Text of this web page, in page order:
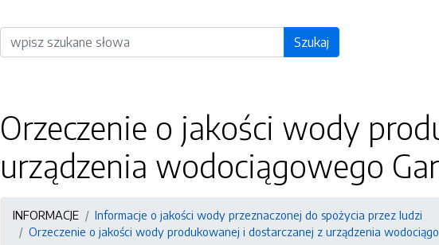
Wyszukiwarka Szukaj
Orzeczenie o jakości wody
urządzenia wodociągowego
INFORMACJE
Informacje o jakości wody przeznaczonej do spożycia przez ludzi
Orzeczenie o jakości wody produkowanej i dostarczanej z urządzenia